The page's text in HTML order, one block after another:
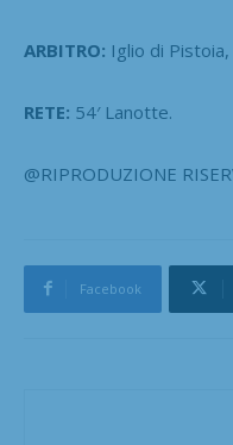
ARBITRO: Iglio di
RETE: 54′ Lanotte.
@RIPRODUZIONE
Facebook